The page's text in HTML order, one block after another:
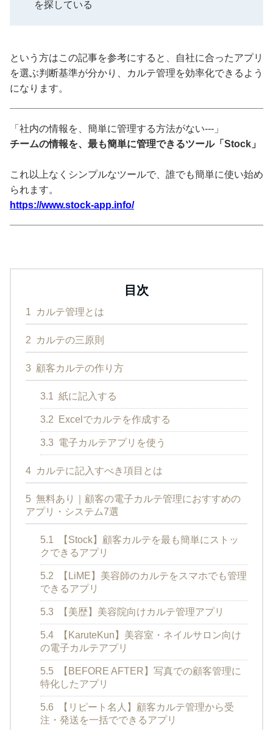
を探している
という方はこの記事を参考にすると、自社に合ったアプリ
を選ぶ判断基準が分かり、カルテ管理を効率化できるよう
になります。
「社内の情報を、簡単に管理する方法がない---」
チームの情報を、最も簡単に管理できるツール「Stock」
これ以上なくシンプルなツールで、誰でも簡単に使い始め
られます。
https://www.stock-app.info/
目次
1 カルテ管理とは
2 カルテの三原則
3 顧客カルテの作り方
3.1 紙に記入する
3.2 Excelでカルテを作成する
3.3 電子カルテアプリを使う
4 カルテに記入すべき項目とは
5 無料あり｜顧客の電子カルテ管理におすすめの
アプリ・システム7選
5.1
【Stock】顧客カルテを最も簡単にストッ
クできるアプリ
5.2
【LiME】美容師のカルテをスマホでも管理
できるアプリ
5.3 【美歴】美容院向けカルテ管理アプリ
5.4
【KaruteKun】美容室・ネイルサロン向け
の電子カルテアプリ
5.5
【BEFORE AFTER】写真での顧客管理に
特化したアプリ
5.6
【リピート名人】顧客カルテ管理から受
注・発送を一括でできるアプリ